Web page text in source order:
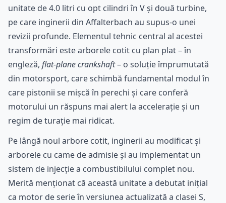
unitate de 4.0 litri cu opt cilindri în V și două turbine,
pe care inginerii din Affalterbach au supus-o unei
revizii profunde. Elementul tehnic central al acestei
transformări este arborele cotit cu plan plat – în
engleză, flat-plane crankshaft– o soluție împrumutată
din motorsport, care schimbă fundamental modul în
care pistonii se mișcă în perechi și care conferă
motorului un răspuns mai alert la accelerație și un
regim de turație mai ridicat.
Pe lângă noul arbore cotit, inginerii au modificat și
arborele cu came de admisie și au implementat un
sistem de injecție a combustibilului complet nou.
Merită menționat că această unitate a debutat inițial
ca motor de serie în versiunea actualizată a clasei S,